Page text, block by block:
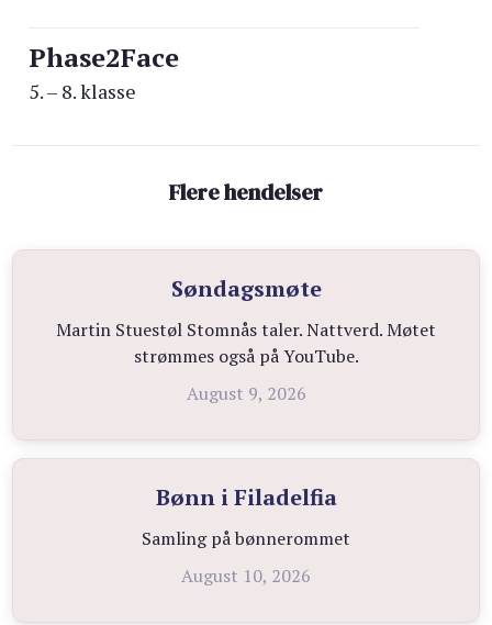
Phase2Face
5. – 8. klasse
Flere hendelser
Søndagsmøte
Martin Stuestøl Stomnås taler. Nattverd. Møtet
strømmes også på YouTube.
August 9, 2026
Bønn i Filadelfia
Samling på bønnerommet
August 10, 2026